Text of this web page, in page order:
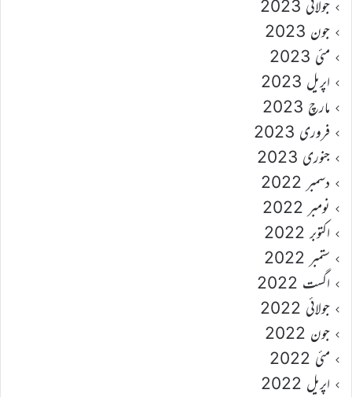
جولائی 2023
جون 2023
مئی 2023
اپریل 2023
مارچ 2023
فروری 2023
جنوری 2023
دسمبر 2022
نومبر 2022
اکتوبر 2022
ستمبر 2022
اگست 2022
جولائی 2022
جون 2022
مئی 2022
اپریل 2022